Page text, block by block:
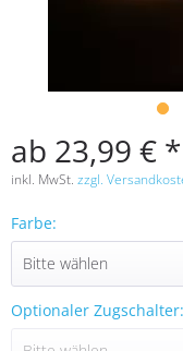
ab 23,99 € *
inkl. MwSt. zzgl.
Farbe:
Optionaler Zugschalter: